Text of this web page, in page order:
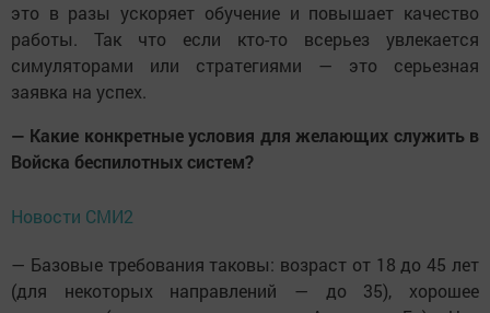
это в разы ускоряет обучение и повышает качество
работы. Так что если кто-то всерьез увлекается
симуляторами или стратегиями — это серьезная
заявка на успех.
— Какие конкретные условия для желающих служить в
Войска беспилотных систем?
Новости СМИ2
— Базовые требования таковы: возраст от 18 до 45 лет
(для некоторых направлений — до 35), хорошее